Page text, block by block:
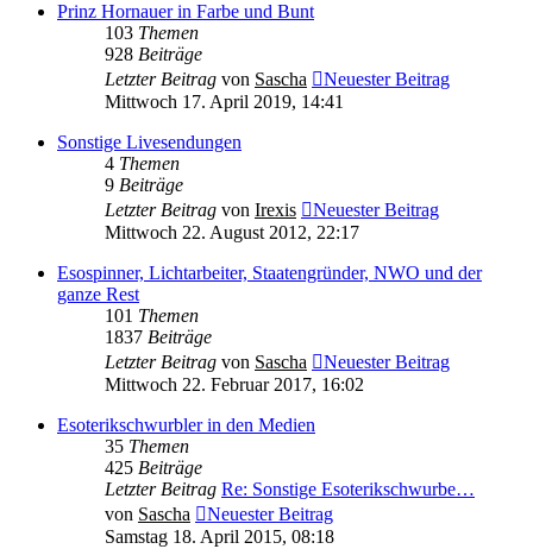
Prinz Hornauer in Farbe und Bunt
103 Themen
928 Beiträge
Letzter Beitrag von Sascha
Neuester Beitrag
Mittwoch 17. April 2019, 14:41
Sonstige Livesendungen
4 Themen
9 Beiträge
Letzter Beitrag von Irexis
Neuester Beitrag
Mittwoch 22. August 2012, 22:17
Esospinner, Lichtarbeiter, Staatengründer, NWO und der
ganze Rest
101 Themen
1837 Beiträge
Letzter Beitrag von Sascha
Neuester Beitrag
Mittwoch 22. Februar 2017, 16:02
Esoterikschwurbler in den Medien
35 Themen
425 Beiträge
Letzter Beitrag Re: Sonstige Esoterikschwurbe…
von Sascha
Neuester Beitrag
Samstag 18. April 2015, 08:18